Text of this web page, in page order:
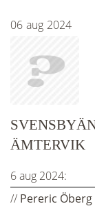
06 aug 2024
ÄMTERVIK
6 aug 2024:
// Pereric Öberg